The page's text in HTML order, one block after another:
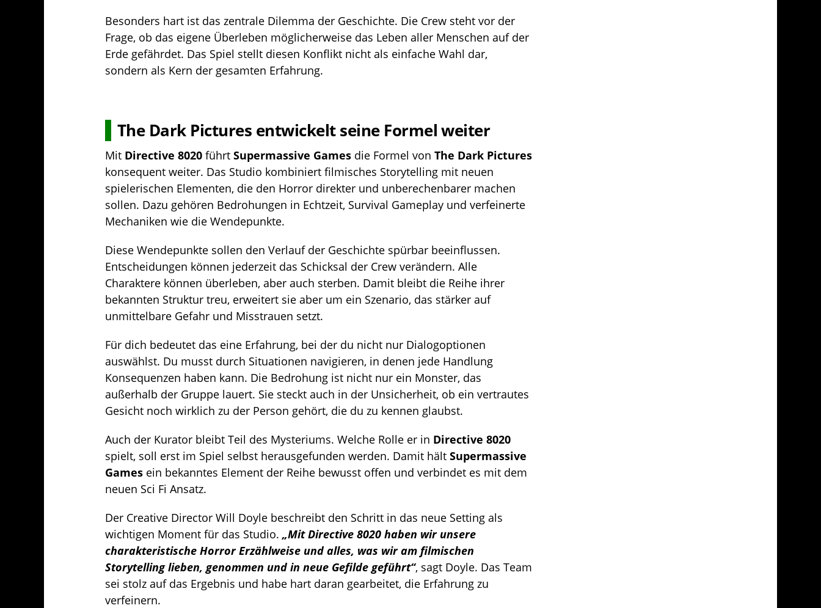
Besonders hart ist das zentrale Dilemma der Geschichte. Die Crew steht vor der
Frage, ob das eigene Überleben möglicherweise das Leben aller Menschen auf der
Erde gefährdet. Das Spiel stellt diesen Konflikt nicht als einfache Wahl dar,
sondern als Kern der gesamten Erfahrung.
The Dark Pictures entwickelt seine Formel weiter
Mit Directive 8020 führt Supermassive Games die Formel von The Dark Pictures
konsequent weiter. Das Studio kombiniert filmisches Storytelling mit neuen
spielerischen Elementen, die den Horror direkter und unberechenbarer machen
sollen. Dazu gehören Bedrohungen in Echtzeit, Survival Gameplay und verfeinerte
Mechaniken wie die Wendepunkte.
Diese Wendepunkte sollen den Verlauf der Geschichte spürbar beeinflussen.
Entscheidungen können jederzeit das Schicksal der Crew verändern. Alle
Charaktere können überleben, aber auch sterben. Damit bleibt die Reihe ihrer
bekannten Struktur treu, erweitert sie aber um ein Szenario, das stärker auf
unmittelbare Gefahr und Misstrauen setzt.
Für dich bedeutet das eine Erfahrung, bei der du nicht nur Dialogoptionen
auswählst. Du musst durch Situationen navigieren, in denen jede Handlung
Konsequenzen haben kann. Die Bedrohung ist nicht nur ein Monster, das
außerhalb der Gruppe lauert. Sie steckt auch in der Unsicherheit, ob ein vertrautes
Gesicht noch wirklich zu der Person gehört, die du zu kennen glaubst.
Auch der Kurator bleibt Teil des Mysteriums. Welche Rolle er in Directive 8020
spielt, soll erst im Spiel selbst herausgefunden werden. Damit hält Supermassive
Games ein bekanntes Element der Reihe bewusst offen und verbindet es mit dem
neuen Sci Fi Ansatz.
Der Creative Director Will Doyle beschreibt den Schritt in das neue Setting als
wichtigen Moment für das Studio. „MitDirective 8020 haben wir unsere
charakteristische Horror Erzählweise und alles, was wir am filmischen
Storytelling lieben, genommen und in neue Gefilde geführt“, sagt Doyle. Das Team
sei stolz auf das Ergebnis und habe hart daran gearbeitet, die Erfahrung zu
verfeinern.